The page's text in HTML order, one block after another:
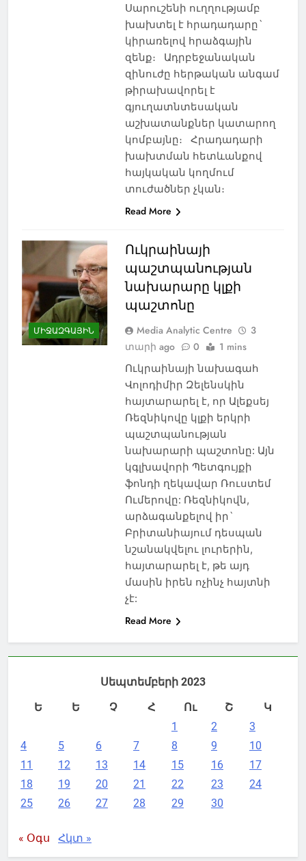
Սարուշենի ուղղությամբ
խախտել է հրադադարը`
կիրառելով հրաձգային
զենք։ Ադրբեջանական
զինուժը հերթական անգամ
թիրախավորել է
գյուղատնտեսական
աշխատանքներ կատարող
կոմբայնը։ Հրադադարի
խախտման հետևանքով
հայկական կողմում
տուժածներ չկան։
Read More
ՄԻՋԱԶԳԱՅԻՆ
Ուկրաինայի
պաշտպանության
նախարարը կլքի
պաշտոնը
Media Analytic Centre
3
տարի ago
0 1 mins
Ուկրաինայի նախագահ
Վոլոդիմիր Զելենսկին
հայտարարել է, որ Ալեքսեյ
Ռեզնիկովը կլքի երկրի
պաշտպանության
նախարարի պաշտոնը: Այն
կգլխավորի Պետգույքի
ֆոնդի ղեկավար Ռուստեմ
Ումերովը: Ռեզնիկովն,
արձագանքելով իր`
Բրիտանիայում դեսպան
նշանակվելու լուրերին,
հայտարարել է, թե այդ
մասին իրեն ոչինչ հայտնի
չէ:
Read More
Սեպտեմբերի 2023
Ե
Ե Չ Հ Ու Շ
Կ
1
2
3
4
5 6 7 8 9
10
11
12 13 14 15 16
17
18
19 20 21 22 23
24
25
26 27 28 29 30
« Օգս Հկտ »